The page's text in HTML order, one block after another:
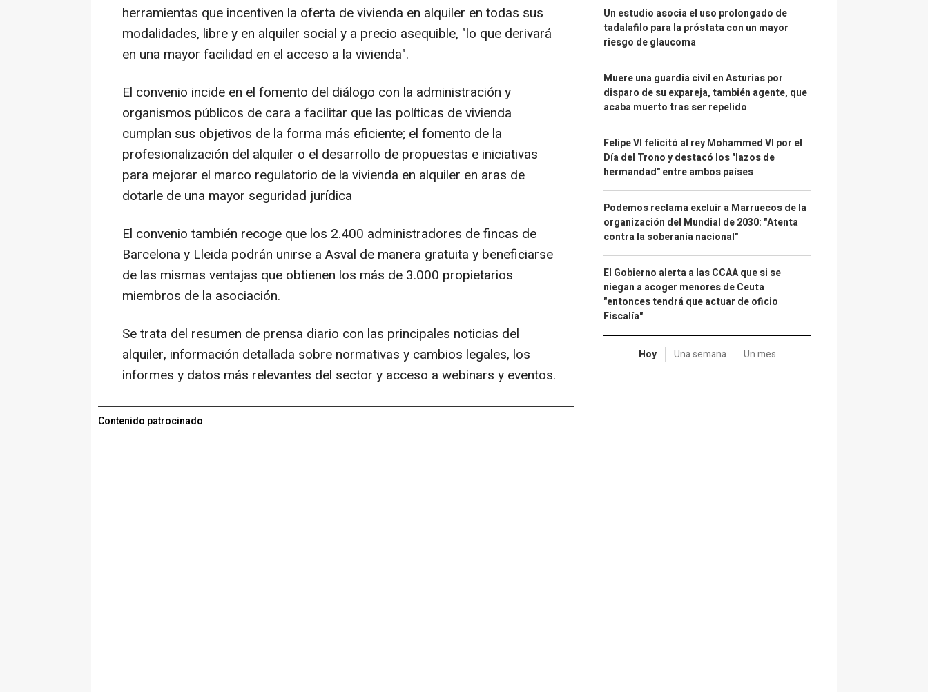
herramientas que incentiven la oferta de vivienda en alquiler en todas sus
modalidades, libre y en alquiler social y a precio asequible, "lo que derivará
en una mayor facilidad en el acceso a la vivienda".
El convenio incide en el fomento del diálogo con la administración y
organismos públicos de cara a facilitar que las políticas de vivienda
cumplan sus objetivos de la forma más eficiente; el fomento de la
profesionalización del alquiler o el desarrollo de propuestas e iniciativas
para mejorar el marco regulatorio de la vivienda en alquiler en aras de
dotarle de una mayor seguridad jurídica
El convenio también recoge que los 2.400 administradores de fincas de
Barcelona y Lleida podrán unirse a Asval de manera gratuita y beneficiarse
de las mismas ventajas que obtienen los más de 3.000 propietarios
miembros de la asociación.
Se trata del resumen de prensa diario con las principales noticias del
alquiler, información detallada sobre normativas y cambios legales, los
informes y datos más relevantes del sector y acceso a webinars y eventos.
Contenido patrocinado
Un estudio asocia el uso prolongado de
tadalafilo para la próstata con un mayor
riesgo de glaucoma
Muere una guardia civil en Asturias por
disparo de su expareja, también agente, que
acaba muerto tras ser repelido
Felipe VI felicitó al rey Mohammed VI por el
Día del Trono y destacó los "lazos de
hermandad" entre ambos países
Podemos reclama excluir a Marruecos de la
organización del Mundial de 2030: "Atenta
contra la soberanía nacional"
El Gobierno alerta a las CCAA que si se
niegan a acoger menores de Ceuta
"entonces tendrá que actuar de oficio
Fiscalía"
Hoy Una semana Un mes